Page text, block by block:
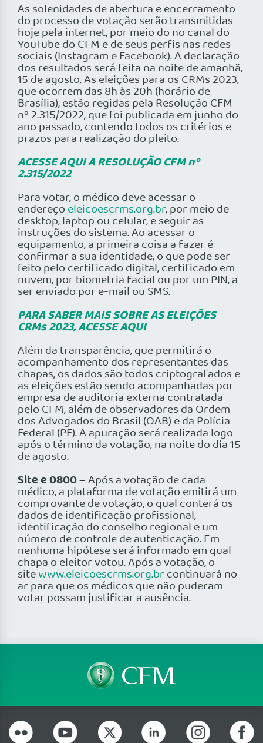
As solenidades de abertura e encerramento
do processo de votação serão transmitidas
hoje pela internet, por meio do no canal do
YouTube do CFM e de seus perfis nas redes
sociais (Instagram e Facebook). A declaração
dos resultados será feita na noite de amanhã,
15 de agosto. As eleições para os CRMs 2023,
que ocorrem das 8h às 20h (horário de
Brasília), estão regidas pela Resolução CFM
nº 2.315/2022, que foi publicada em junho do
ano passado, contendo todos os critérios e
prazos para realização do pleito.
ACESSE AQUI A RESOLUÇÃO CFM nº
2.315/2022
Para votar, o médico deve acessar o
endereço eleicoescrms.org.br, por meio de
desktop, laptop ou celular, e seguir as
instruções do sistema. Ao acessar o
equipamento, a primeira coisa a fazer é
confirmar a sua identidade, o que pode ser
feito pelo certificado digital, certificado em
nuvem, por biometria facial ou por um PIN, a
ser enviado por e-mail ou SMS.
PARA SABER MAIS SOBRE AS ELEIÇÕES
CRMs 2023, ACESSE AQUI
Além da transparência, que permitirá o
acompanhamento dos representantes das
chapas, os dados são todos criptografados e
as eleições estão sendo acompanhadas por
empresa de auditoria externa contratada
pelo CFM, além de observadores da Ordem
dos Advogados do Brasil (OAB) e da Polícia
Federal (PF). A apuração será realizada logo
após o término da votação, na noite do dia 15
de agosto.
Site e 0800 –Após a votação de cada
médico, a plataforma de votação emitirá um
comprovante de votação, o qual conterá os
dados de identificação profissional,
identificação do conselho regional e um
número de controle de autenticação. Em
nenhuma hipótese será informado em qual
chapa o eleitor votou. Após a votação, o
sitewww.eleicoescrms.org.brcontinuará no
ar para que os médicos que não puderam
votar possam justificar a ausência.